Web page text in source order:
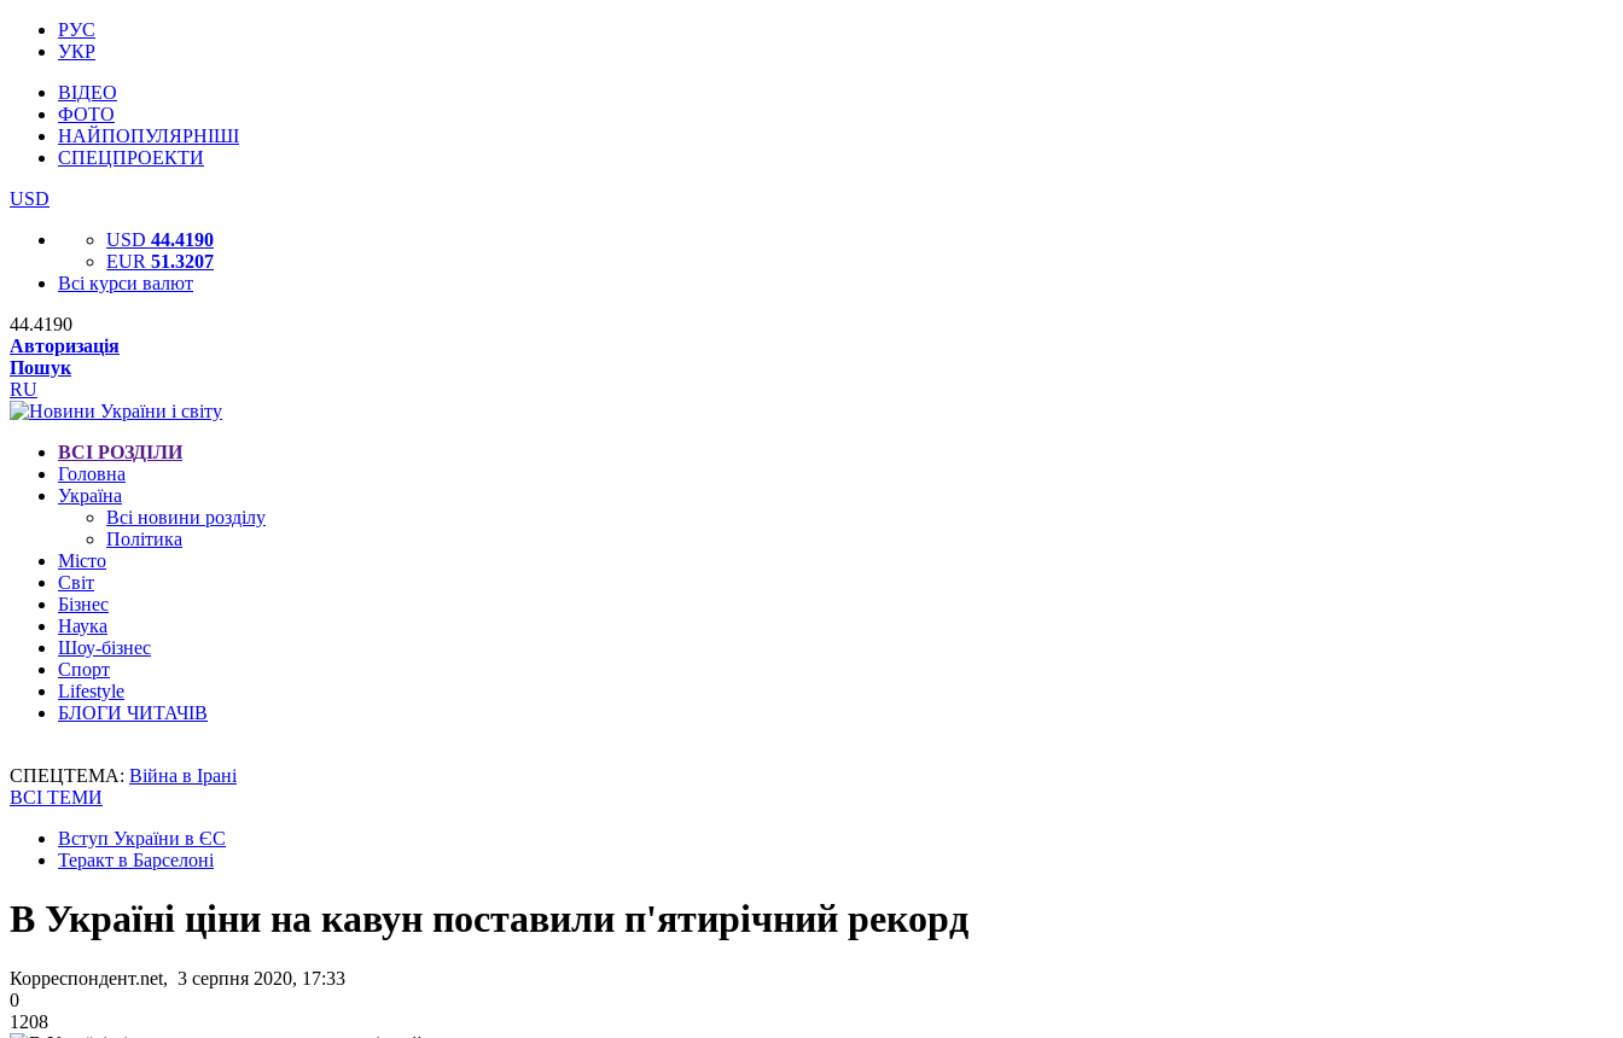
РУС
УКР
ВІДЕО
ФОТО
НАЙПОПУЛЯРНІШІ
СПЕЦПРОЕКТИ
USD
USD 44.4190
EUR 51.3207
Всі курси валют
44.4190
Авторизація
Пошук
RU
ВСІ РОЗДІЛИ
Головна
Україна
Всі новини розділу
Політика
Місто
Світ
Бізнес
Наука
Шоу-бізнес
Спорт
Lifestyle
БЛОГИ ЧИТАЧІВ
СПЕЦТЕМА: Війна в Ірані
ВСІ ТЕМИ
Вступ України в ЄС
Теракт в Барселоні
В Україні ціни на кавун поставили п'ятирічний рекорд
Корреспондент.net, 3 серпня 2020, 17:33
0
1208